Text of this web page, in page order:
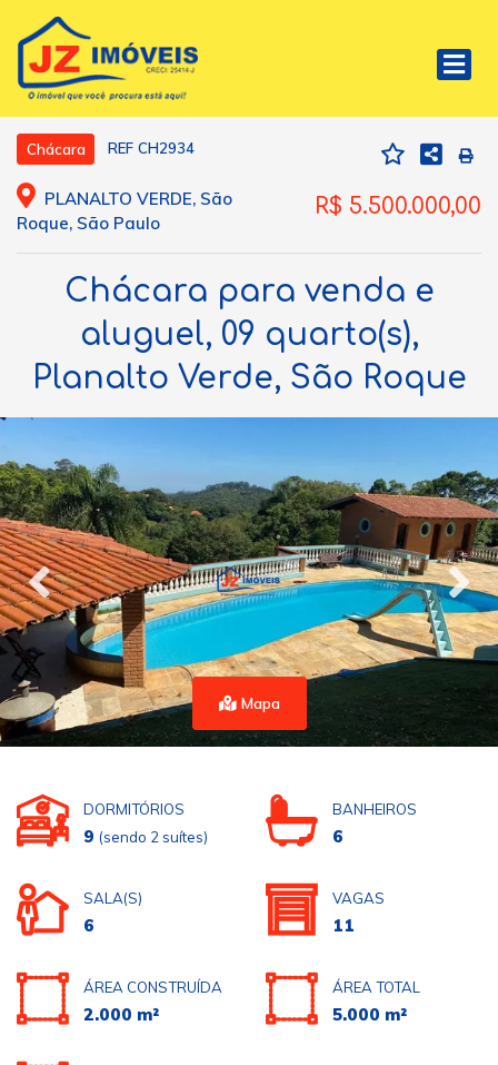
Chácara REF CH2934
PLANALTO VERDE, São
Roque, São Paulo
R$ 5.500.000,00
Chácara para venda e
aluguel, 09 quarto(s),
Planalto Verde, São Roque
Mapa
DORMITÓRIOS
9 (sendo 2 suítes)
BANHEIROS
6
SALA(S)
6
VAGAS
11
ÁREA CONSTRUÍDA
2.000 m²
ÁREA TOTAL
5.000 m²